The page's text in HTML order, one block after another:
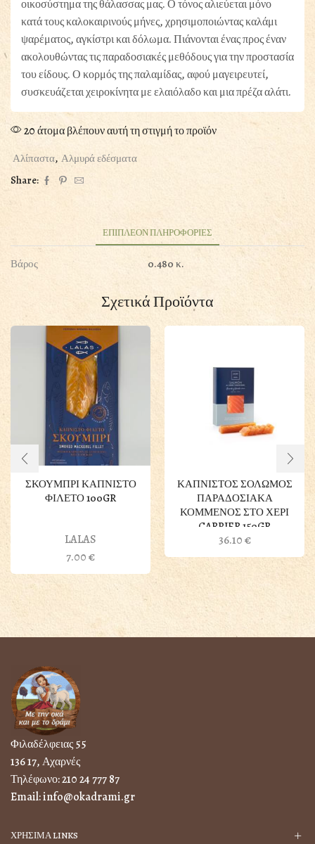
οικοσύστημα της θάλασσας μας. Ο τόνος αλιεύεται μόνο
κατά τους καλοκαιρινούς μήνες, χρησιμοποιώντας καλάμι
ψαρέματος, αγκίστρι και δόλωμα. Πιάνονται ένας προς έναν
ακολουθώντας τις παραδοσιακές μεθόδους για την προστασία
του είδους. Ο κορμός της παλαμίδας, αφού μαγειρευτεί,
συσκευάζεται χειροκίνητα με ελαιόλαδο και μια πρέζα αλάτι.
20 άτομα βλέπουν αυτή τη στιγμή το προϊόν
Αλίπαστα, Αλμυρά εδέσματα
Share:
ΕΠΙΠΛΕΟΝ ΠΛΗΡΟΦΟΡΙΕΣ
Βάρος 0.480 κ.
Σχετικά Προϊόντα
ΣΚΟΥΜΠΡΙ ΚΑΠΝΙΣΤΟ
ΦΙΛΕΤΟ 100GR
LALAS
7.00€
ΚΑΠΝΙΣΤΟΣ ΣΟΛΩΜΟΣ
ΠΑΡΑΔΟΣΙΑΚΑ
ΚΟΜΜΕΝΟΣ ΣΤΟ ΧΕΡΙ
CARPIER 150GR
36.10€
Φιλαδέλφειας 55
136 17, Αχαρνές
Τηλέφωνο:210 24 777 87
Email:info@okadrami.gr
ΧΡΗΣΙΜΑ LINKS